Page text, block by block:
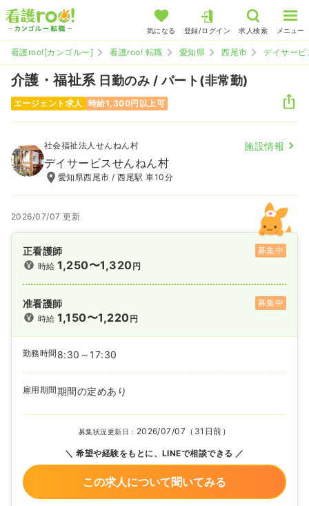
気になる 登録/ログイン 求人検索 メニュー
看護roo![カンゴルー] 看護roo! 転職 愛知県 西尾市 デイサー
介護・福祉系 日勤のみ / パート(非常勤)
エージェント求人 時給1,300円以上可
社会福祉法人せんねん村 施設情報
デイサービスせんねん村
愛知県西尾市 / 西尾駅 車10分
2026/07/07 更新
正看護師
募集中
時給1,250〜1,320円
准看護師
募集中
時給1,150〜1,220円
勤務時間 8:30～17:30
雇用期間期間の定めあり
募集状況更新日： 2026/07/07（31日前）
希望や経験をもとに、LINEで相談できる
この求人について聞いてみる